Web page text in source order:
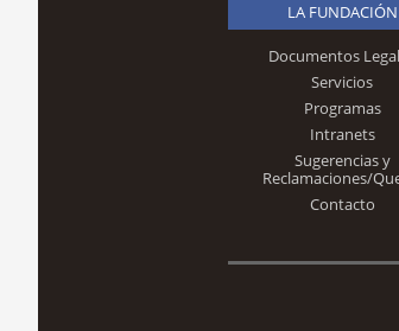
LA FUNDACIÓN
Documentos
Servicios
Programas
Intranets
Sugerencias y
Reclamaciones/
Contacto